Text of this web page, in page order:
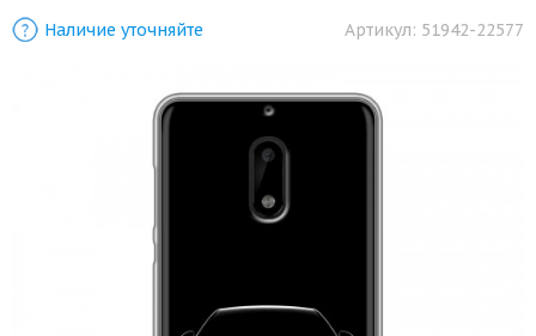
Наличие уточняйте Артикул: 51942-22577